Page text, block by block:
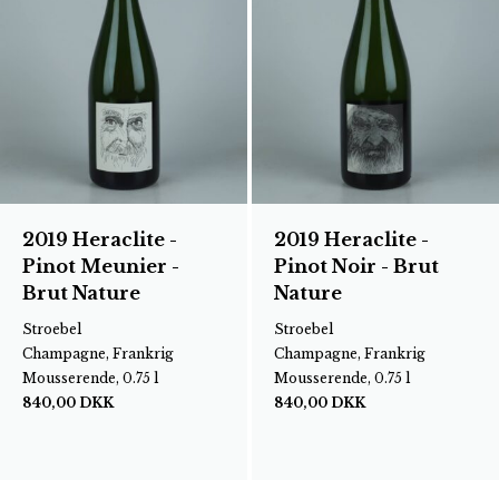
2019 Heraclite -
Pinot Meunier -
Brut Nature
Stroebel
Champagne, Frankrig
Mousserende, 0.75 l
840,00 DKK
2019 Heraclite -
Pinot Noir - Brut
Nature
Stroebel
Champagne, Frankrig
Mousserende, 0.75 l
840,00 DKK